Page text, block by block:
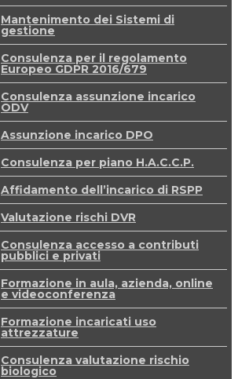
Mantenimento dei Sistemi di
gestione
Consulenza per il regolamento
Europeo GDPR 2016/679
Consulenza assunzione incarico
ODV
Assunzione incarico DPO
Consulenza per piano H.A.C.C.P.
Affidamento dell’incarico di RSPP
Valutazione rischi DVR
Consulenza accesso a contributi
pubblici e privati
Formazione in aula, azienda, online
e videoconferenza
Formazione incaricati uso
attrezzature
Consulenza valutazione rischio
biologico